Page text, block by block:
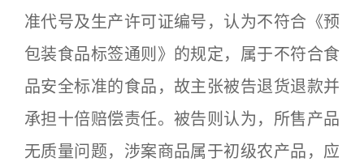
准代号及生产许可证编号，认为不符合《预
包装食品标签通则》的规定，属于不符合食
品安全标准的食品，故主张被告退货退款并
承担十倍赔偿责任。被告则认为，所售产品
无质量问题，涉案商品属于初级农产品，应